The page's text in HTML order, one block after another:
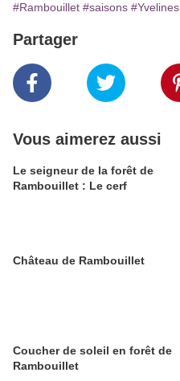
#Rambouillet #saisons #Yvelines
Partager
Vous aimerez aussi
Le seigneur de la forêt de
Rambouillet : Le cerf
Château de Rambouillet
Coucher de soleil en forêt de
Rambouillet